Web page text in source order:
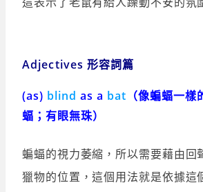
Adjectives 形容詞篇
(as) blind as a bat （像蝙蝠一
蝠；有眼無珠）
蝙蝠的視力萎縮，所以需要藉由回
獵物的位置，這個用法就是依據這